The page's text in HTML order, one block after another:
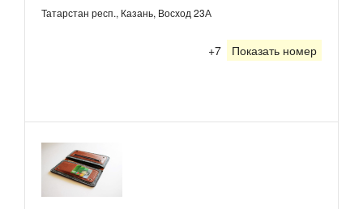
Татарстан респ., Казань, Восход 23А
+7 Показать номер